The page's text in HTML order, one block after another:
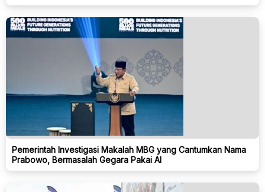
Pemerintah Investigasi Makalah MBG yang Cantumkan Nama
Prabowo, Bermasalah Gegara Pakai AI